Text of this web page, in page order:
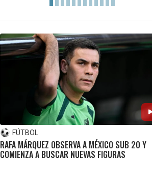
FÚTBOL
RAFA MÁRQUEZ OBSERVA A MÉXICO SUB 20 Y
COMIENZA A BUSCAR NUEVAS FIGURAS